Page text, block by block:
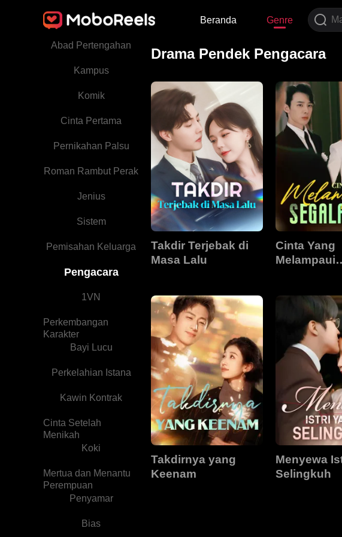
Beranda Genre
Perseteruan Keluarga
Abad Pertengahan
Kampus
Komik
Cinta Pertama
Pernikahan Palsu
Roman Rambut Perak
Jenius
Sistem
Pemisahan Keluarga
Pengacara
1VN
Perkembangan
Karakter
Bayi Lucu
Perkelahian Istana
Kawin Kontrak
Cinta Setelah
Menikah
Koki
Mertua dan Menantu
Perempuan
Penyamar
Bias
Drama Pendek Pengacara
Takdir Terjebak di
Masa Lalu
Cinta Yang
Melampaui
Takdirnya yang
Keenam
Menyewa
Selingkuh